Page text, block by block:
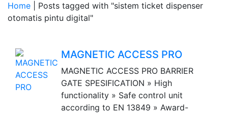
Home
| Posts tagged with "sistem ticket dispenser
otomatis pintu digital"
MAGNETIC ACCESS PRO
MAGNETIC ACCESS PRO BARRIER
GATE SPESIFICATION » High
functionality » Safe control unit
according to EN 13849 » Award-